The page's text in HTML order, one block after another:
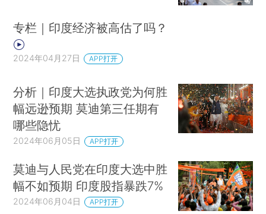
专栏｜印度经济被高估了吗？
2024年04月27日 APP打开
分析｜印度大选执政党为何胜
幅远逊预期 莫迪第三任期有
哪些隐忧
2024年06月05日 APP打开
莫迪与人民党在印度大选中胜
幅不如预期 印度股指暴跌7%
2024年06月04日 APP打开